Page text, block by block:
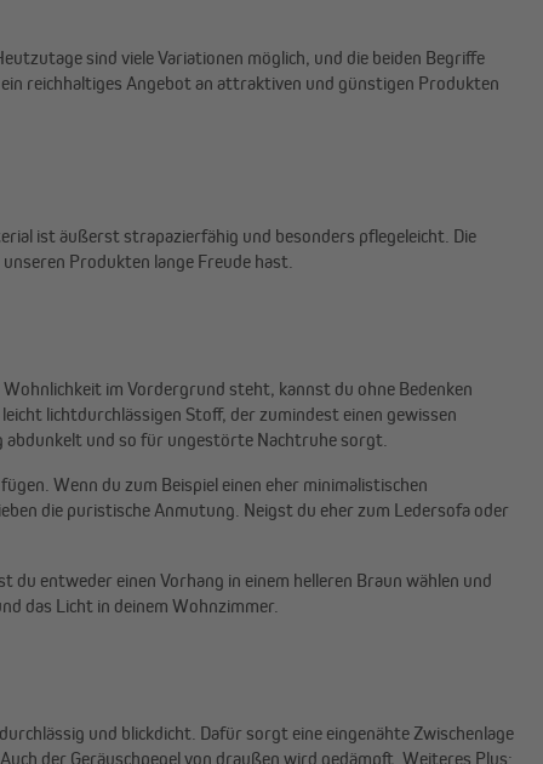
sind viele Variationen möglich, und die beiden Begriffe
reichhaltiges Angebot an attraktiven und günstigen Produkten
ist äußerst strapazierfähig und besonders pflegeleicht. Die
Produkten lange Freude hast.
im Vordergrund steht, kannst du ohne Bedenken
lichtdurchlässigen Stoff, der zumindest einen gewissen
abdunkelt und so für ungestörte Nachtruhe sorgt.
Wenn du zum Beispiel einen eher minimalistischen
die puristische Anmutung. Neigst du eher zum Ledersofa oder
entweder einen Vorhang in einem helleren Braun wählen und
das Licht in deinem Wohnzimmer.
und blickdicht. Dafür sorgt eine eingenähte Zwischenlage
der Geräuschpegel von draußen wird gedämpft. Weiteres Plus: